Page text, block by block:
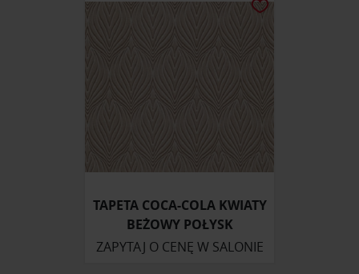
Partnerzy mogą połączyć te informacje z innymi danymi
TAPETA COCA-COLA KWIATY
BEŻOWY POŁYSK
ZAPYTAJ O CENĘ W SALONIE